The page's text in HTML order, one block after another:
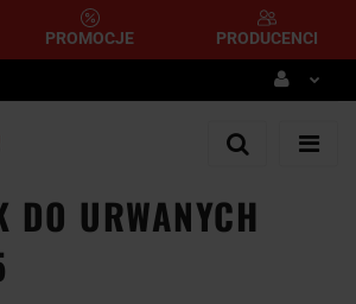
PROMOCJE PRODUCENCI
Zaloguj się
Dodaj zgłoszenie
DO URWANYCH